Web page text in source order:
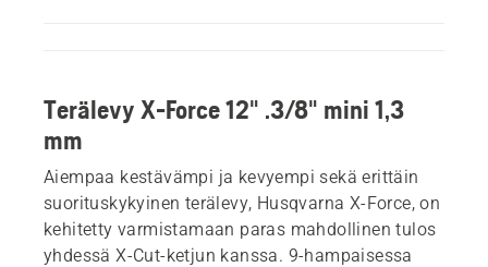
Terälevy X-Force 12" .3/8" mini 1,3
mm
Aiempaa kestävämpi ja kevyempi sekä erittäin
suorituskykyinen terälevy, Husqvarna X-Force, on
kehitetty varmistamaan paras mahdollinen tulos
yhdessä X-Cut-ketjun kanssa. 9-hampaisessa